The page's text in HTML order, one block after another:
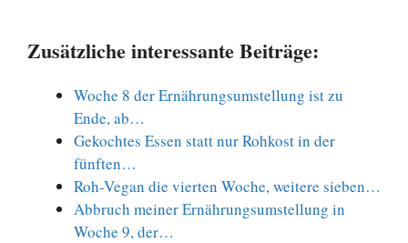
Zusätzliche interessante Beiträge:
Woche 8 der Ernährungsumstellung ist zu
Ende, ab…
Gekochtes Essen statt nur Rohkost in der
fünften…
Roh-Vegan die vierten Woche, weitere sieben…
Abbruch meiner Ernährungsumstellung in
Woche 9, der…